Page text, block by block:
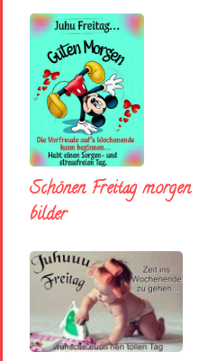
Schönen Freitag morgen
bilder